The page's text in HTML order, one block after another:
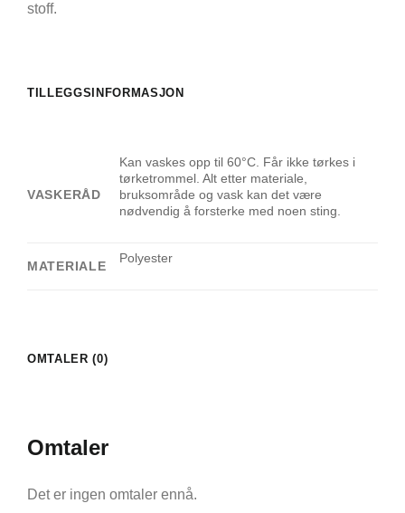
stoff.
TILLEGGSINFORMASJON
VASKERÅD
Kan vaskes opp til 60°C. Får ikke tørkes i
tørketrommel. Alt etter materiale,
bruksområde og vask kan det være
nødvendig å forsterke med noen sting.
MATERIALE
Polyester
OMTALER (0)
Omtaler
Det er ingen omtaler ennå.